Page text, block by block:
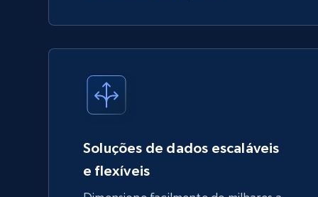
Soluções de dados escaláveis
e flexíveis